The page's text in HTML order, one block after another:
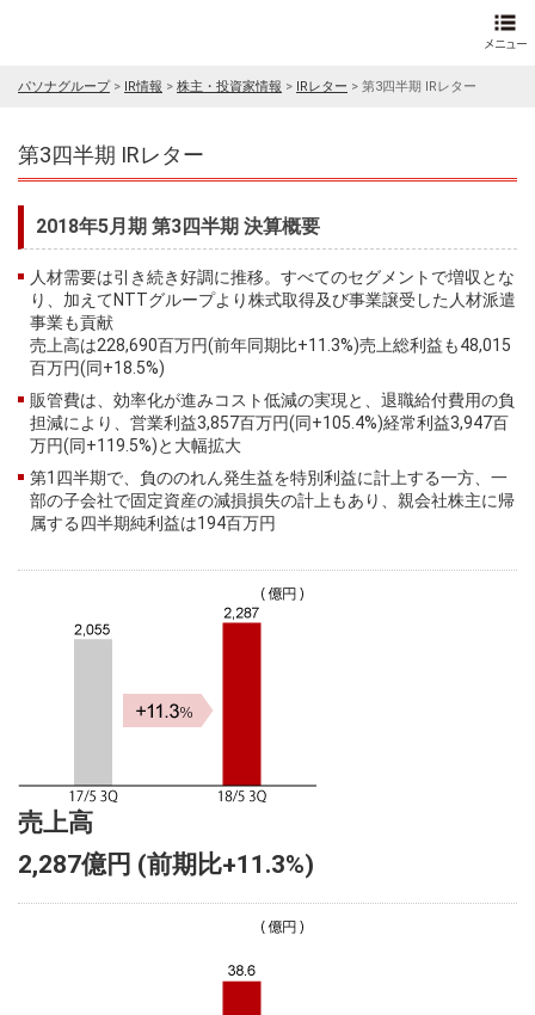
パソナグループ> IR情報 > 株主・投資家情報 > IRレター > 第3四半期 IRレター
第3四半期 IRレター
2018年5月期 第3四半期 決算概要
人材需要は引き続き好調に推移。すべてのセグメントで増収とな
り、加えてNTTグループより株式取得及び事業譲受した人材派遣
事業も貢献
売上高は228,690百万円(前年同期比+11.3%)売上総利益も48,015
百万円(同+18.5%)
販管費は、効率化が進みコスト低減の実現と、退職給付費用の負
担減により、営業利益3,857百万円(同+105.4%)経常利益3,947百
万円(同+119.5%)と大幅拡大
第1四半期で、負ののれん発生益を特別利益に計上する一方、一
部の子会社で固定資産の減損損失の計上もあり、親会社株主に帰
属する四半期純利益は194百万円
売上高
2,287億円 (前期比+11.3%)